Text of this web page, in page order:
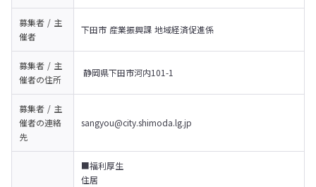
募集者 / 主
催者
下田市 産業振興課 地域経済促進係
募集者 / 主
催者の住所
静岡県下田市河内101-1
募集者 / 主
催者の連絡
先
sangyou@city.shimoda.lg.jp
■福利厚生
住居